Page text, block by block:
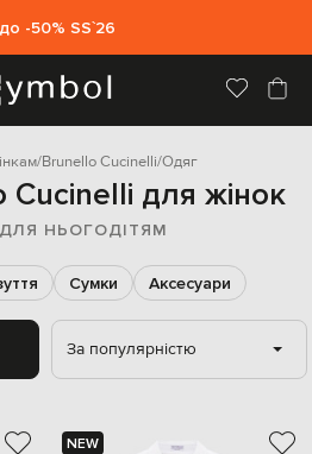
-50% SS`26
Brunello Cucinelli Одяг
для жінок
ДЛЯ НЬОГОДІТЯМ
Сумки Аксесуари
За популярністю
NEW